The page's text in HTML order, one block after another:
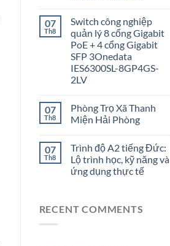
07
Th8
Switch công nghiệp
quản lý 8 cổng Gigabit
PoE + 4 cổng Gigabit
SFP 3Onedata
IES6300SL-8GP4GS-
2LV
07
Th8
Phòng Trọ Xã Thanh
Miện Hải Phòng
07
Th8
Trình độ A2 tiếng Đức:
Lộ trình học, kỹ năng và
ứng dụng thực tế
RECENT COMMENTS